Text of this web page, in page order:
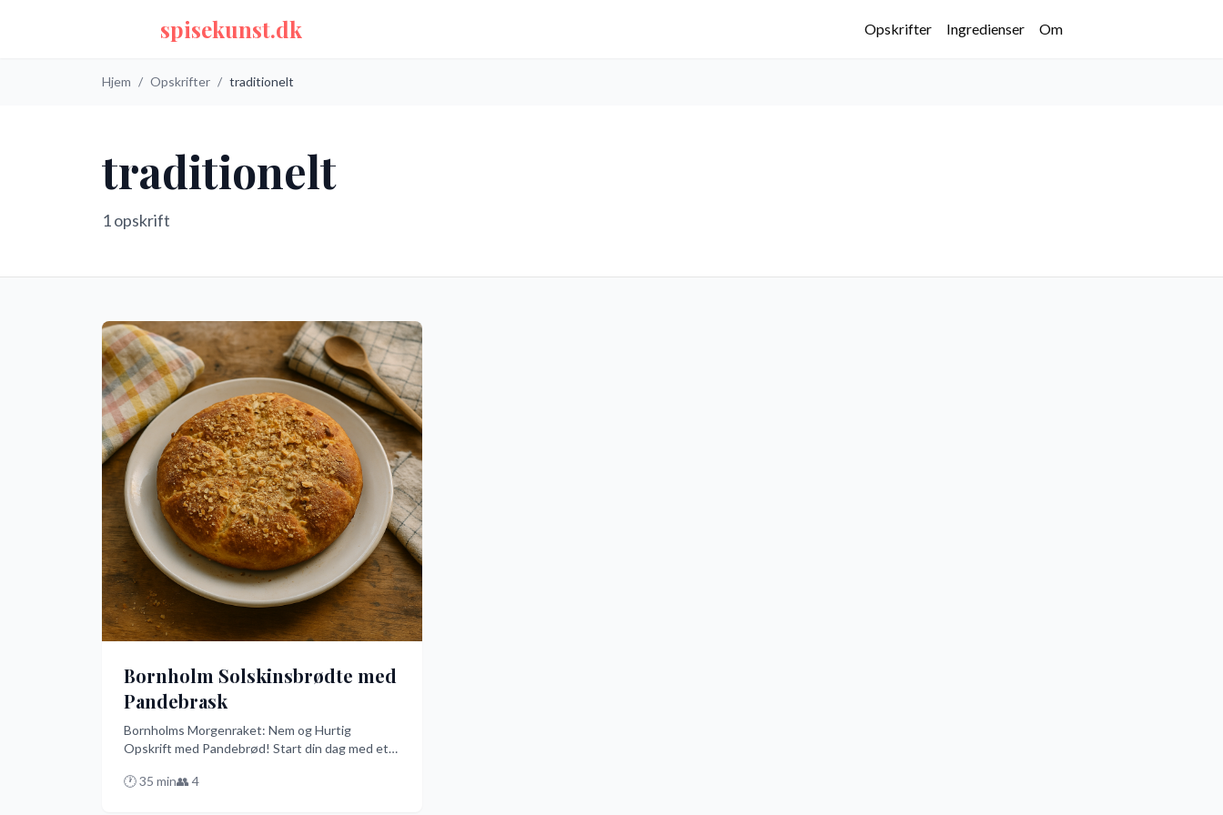
spisekunst.dk Opskrifter Ingredienser Om
Hjem / Opskrifter / traditionelt
traditionelt
1opskrift
Bornholm Solskinsbrødte med
Pandebrask
Bornholms Morgenraket: Nem og Hurtig
Opskrift med Pandebrød! Start din dag med et
lækker blanding af røræg, bacon og løg. Denne
🕐35 min👥 4